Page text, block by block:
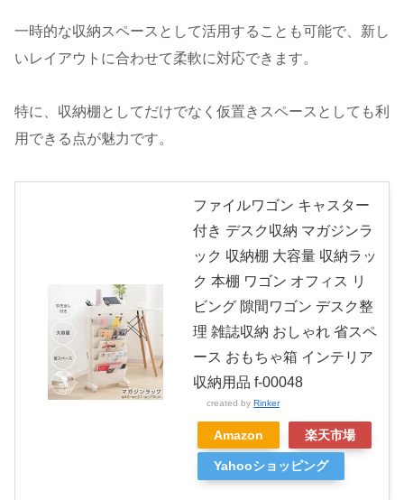
一時的な収納スペースとして活用することも可能で、新し
いレイアウトに合わせて柔軟に対応できます。
特に、収納棚としてだけでなく仮置きスペースとしても利
用できる点が魅力です。
ファイルワゴン キャスター
付き デスク収納 マガジンラ
ック 収納棚 大容量 収納ラッ
ク 本棚 ワゴン オフィス リ
ビング 隙間ワゴン デスク整
理 雑誌収納 おしゃれ 省スペ
ース おもちゃ箱 インテリア
収納用品 f-00048
created by Rinker
Amazon 楽天市場
Yahooショッピング